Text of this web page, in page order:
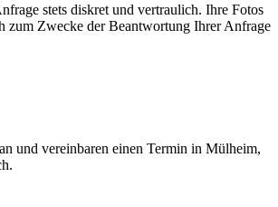
stets diskret und vertraulich. Ihre Fotos
zum Zwecke der Beantwortung Ihrer Anfrage
und vereinbaren einen Termin in Mülheim,